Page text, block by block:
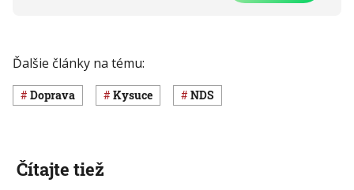
Ďalšie články na tému:
Doprava Kysuce NDS
Čítajte tiež